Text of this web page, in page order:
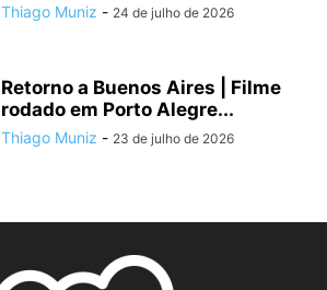
Thiago Muniz - 24 de julho de 2026
Retorno a Buenos Aires | Filme
rodado em Porto Alegre...
Thiago Muniz - 23 de julho de 2026